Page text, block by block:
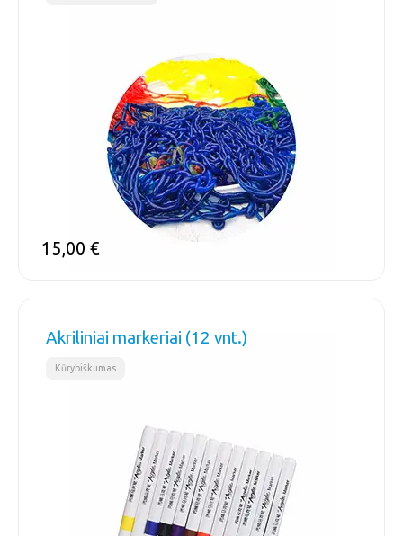
15,00 €
Akriliniai markeriai (12 vnt.)
Kūrybiškumas